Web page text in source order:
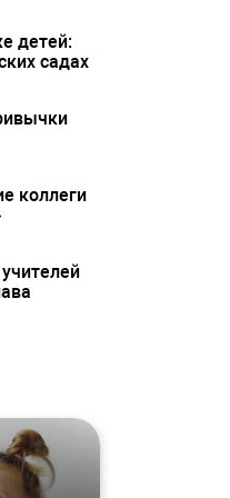
детей:
садах
коллеги